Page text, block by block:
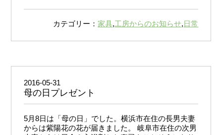
カテゴリー：家具,工房からのお知らせ,日常
2016-05-31
母の日プレゼント
5月8日は「母の日」でした。横浜市在住の長男夫妻
からは紫陽花の花が届きました。 岐阜市在住の次男